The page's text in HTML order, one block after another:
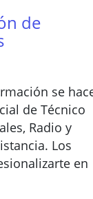
de
se
de Técnico
Radio y
Los
en